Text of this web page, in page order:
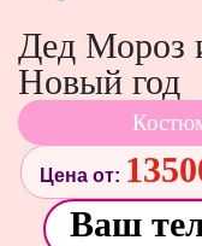
Дед Мороз
Новый год
Цена от: